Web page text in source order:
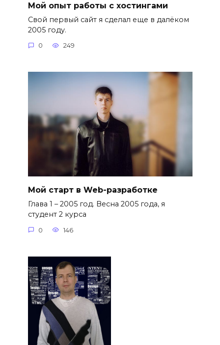
Мой опыт работы с хостингами
Свой первый сайт я сделал еще в далёком
2005 году.
0 249
Мой старт в Web-разработке
Глава 1 – 2005 год. Весна 2005 года, я
студент 2 курса
0 146